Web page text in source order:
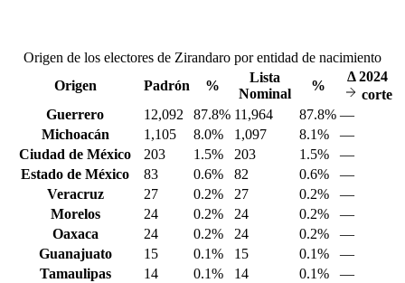
Origen de los electores de Zirandaro por entidad de nacimiento
Origen
Padrón %
Lista
Nominal
%
Δ2024
corte
Guerrero
12,092 87.8% 11,964 87.8% —
Michoacán
1,105 8.0% 1,097 8.1%
—
Ciudad de México
203 1.5% 203 1.5%
—
Estado de México
83 0.6% 82 0.6%
—
Veracruz
27 0.2% 27 0.2%
—
Morelos
24 0.2% 24 0.2%
—
Oaxaca
24 0.2% 24 0.2%
—
Guanajuato
15 0.1% 15 0.1%
—
Tamaulipas
14 0.1% 14 0.1%
—